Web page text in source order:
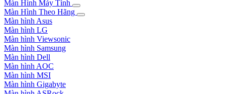
Màn Hình Máy Tính
Màn Hình Theo Hãng
Màn hình Asus
Màn hình LG
Màn hình Viewsonic
Màn hình Samsung
Màn hình Dell
Màn hình AOC
Màn hình MSI
Màn hình Gigabyte